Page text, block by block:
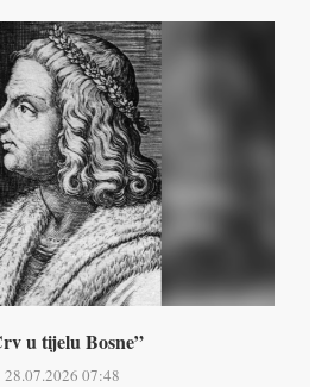
u tijelu Bosne”
28.07.2026 07:48